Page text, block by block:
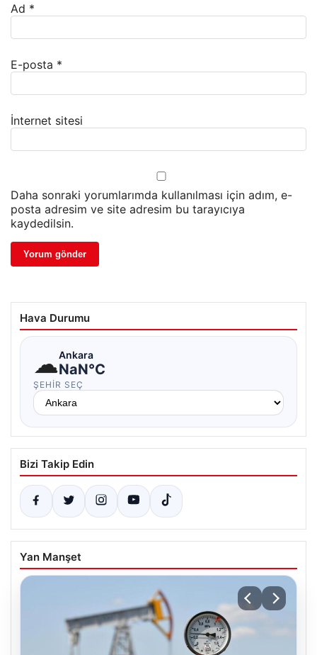
Ad *
E-posta *
İnternet sitesi
Daha sonraki yorumlarımda kullanılması için adım, e-
posta adresim ve site adresim bu tarayıcıya
kaydedilsin.
Hava Durumu
☁Ankara
NaN°C
ŞEHIR SEÇ
Bizi Takip Edin
Yan Manşet